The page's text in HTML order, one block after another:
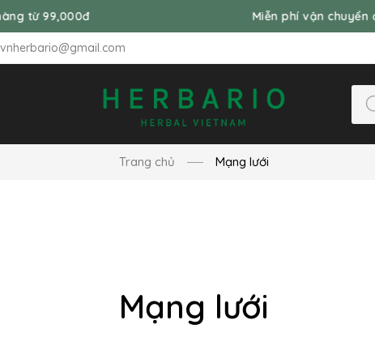
Miễn phí vận chuyển đơn
vnherbario@gmail.com
Trang chủ Mạng lưới
Mạng lưới